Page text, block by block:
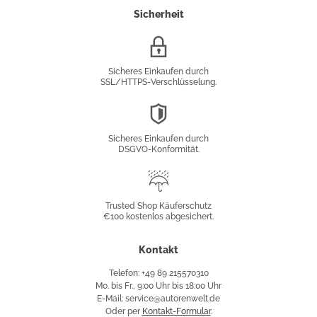
Sicherheit
Sicheres Einkaufen durch
SSL/HTTPS-Verschlüsselung.
Sicheres Einkaufen durch
DSGVO-Konformität.
Käuferschutz
Trusted Shop Käuferschutz
€100 kostenlos abgesichert.
Kontakt
Telefon: +49 89 215570310
Mo. bis Fr., 9:00 Uhr bis 18:00 Uhr
E-Mail: service@autorenwelt.de
Oder per Kontakt-Formular.